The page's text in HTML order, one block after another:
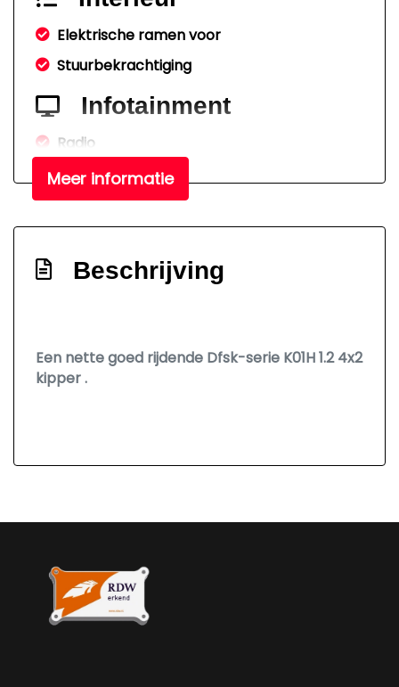
Elektrische ramen voor
Stuurbekrachtiging
Infotainment
Radio
Meer informatie
Beschrijving
Een nette goed rijdende Dfsk-serie K01H 1.2 4x2
kipper .